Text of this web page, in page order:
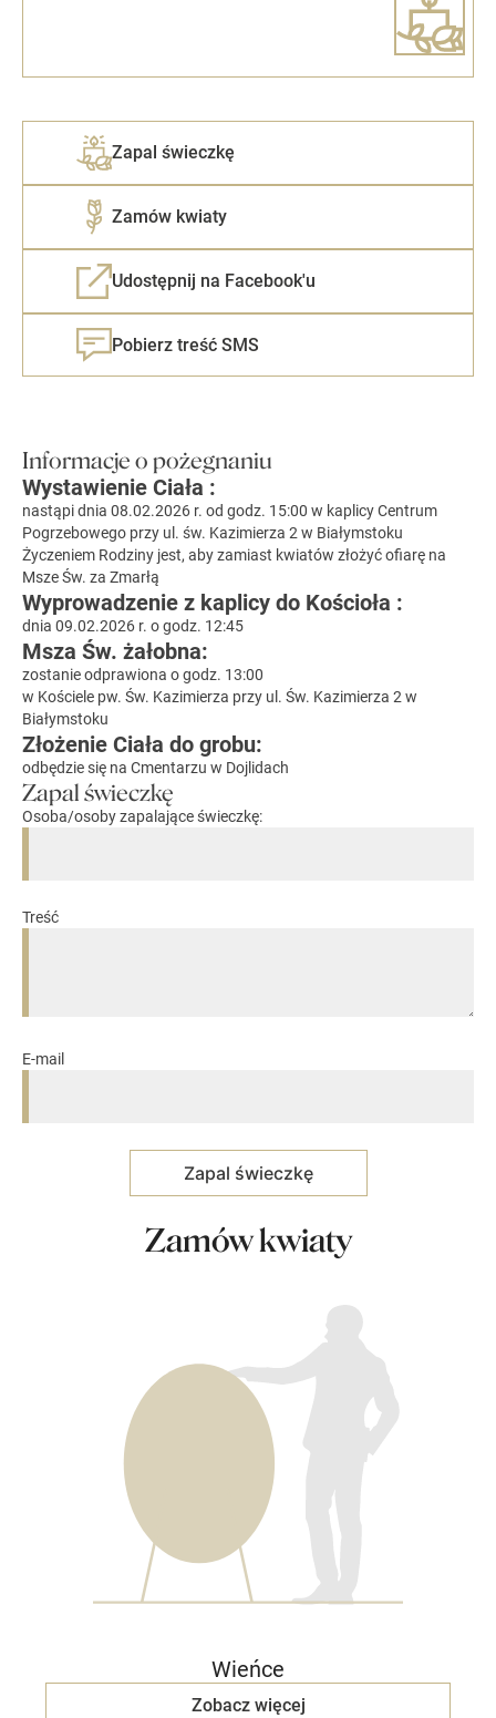
Zapal świeczkę
Zamów kwiaty
Udostępnij na Facebook'u
Pobierz treść SMS
Informacje o pożegnaniu
Wystawienie Ciała :
nastąpi dnia 08.02.2026 r. od godz. 15:00 w kaplicy Centrum
Pogrzebowego przy ul. św. Kazimierza 2 w Białymstoku
Życzeniem Rodziny jest, aby zamiast kwiatów złożyć ofiarę na
Msze Św. za Zmarłą
Wyprowadzenie z kaplicy do Kościoła :
dnia 09.02.2026 r. o godz. 12:45
Msza Św. żałobna:
zostanie odprawiona o godz. 13:00
w Kościele pw. Św. Kazimierza przy ul. Św. Kazimierza 2 w
Białymstoku
Złożenie Ciała do grobu:
odbędzie się na Cmentarzu w Dojlidach
Zapal świeczkę
Osoba/osoby zapalające świeczkę:
Treść
E-mail
Zamów kwiaty
Wieńce
Zobacz więcej